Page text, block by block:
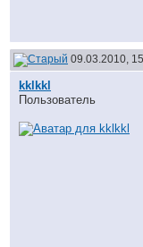
09.03.2010,
kklkkl
Пользователь